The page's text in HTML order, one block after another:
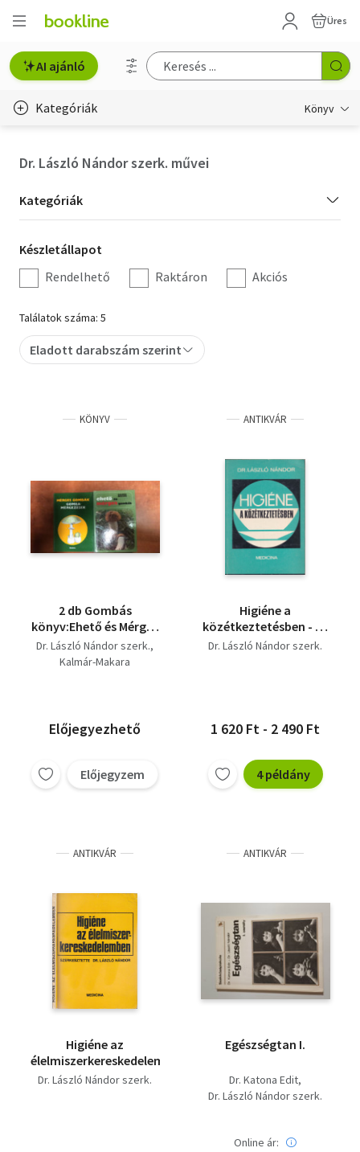
Üres
AI ajánló
Kategóriák Könyv
Hobbi, szabadidő
Irodalom
Művészet
Szakkönyv
Tankönyv, segédkönyv
Természettudomány
Történelem
Dr. László Nándor szerk. művei
Kategória
szűrés
Kategóriák
Készletállapot
szűrés
Készletállapot
Rendelhető
Raktáron Akciós
Találatok száma: 5
Eladott darabszám szerint
KÖNYV
2 db Gombás
könyv:Ehető és Mérges
gombák,Mérges
gombák
Dr. László Nándor szerk.
Kalmár-Makara
Előjegyezhető
Előjegyzem
ANTIKVÁR
Higiéne a
közétkeztetésben - Az
egészségügyi-
Dr. László Nándor szerk.
1 620 Ft - 2 490 Ft
4 példány
ANTIKVÁR
Higiéne az
élelmiszerkereskedelemben
Dr. László Nándor szerk.
ANTIKVÁR
Egészségtan I.
Dr. Katona Edit
Dr. László Nándor szerk.
Online ár: